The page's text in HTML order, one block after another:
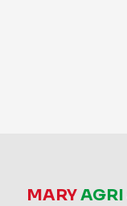
MARYAGRI